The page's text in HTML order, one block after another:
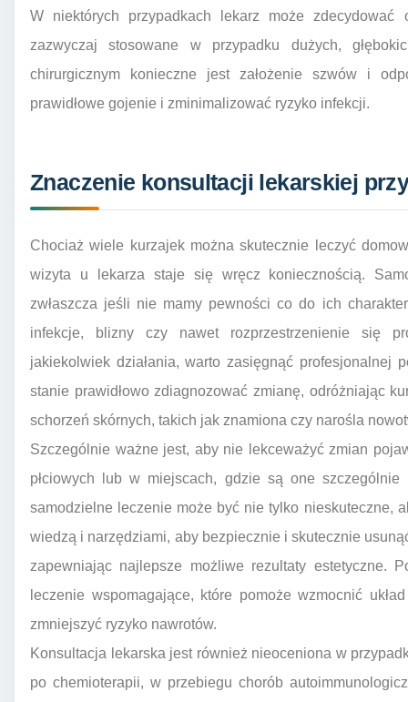
W niektórych przypadkach lekarz może
zazwyczaj stosowane w przypadku dużych,
chirurgicznym konieczne jest założenie szwów i
prawidłowe gojenie i zminimalizować ryzyko infekcji.
Znaczenie konsultacji lekarskiej
Chociaż wiele kurzajek można skutecznie leczyć
wizyta u lekarza staje się wręcz koniecznością.
zwłaszcza jeśli nie mamy pewności co do ich
infekcje, blizny czy nawet rozprzestrzenienie się
jakiekolwiek działania, warto zasięgnąć profesjonalnej
stanie prawidłowo zdiagnozować zmianę, odróżniając
schorzeń skórnych, takich jak znamiona czy narośla
Szczególnie ważne jest, aby nie lekceważyć zmian
płciowych lub w miejscach, gdzie są one
samodzielne leczenie może być nie tylko nieskuteczne,
wiedzą i narzędziami, aby bezpiecznie i skutecznie
zapewniając najlepsze możliwe rezultaty estetyczne.
leczenie wspomagające, które pomoże wzmocnić
zmniejszyć ryzyko nawrotów.
Konsultacja lekarska jest również nieoceniona w
po chemioterapii, w przebiegu chorób